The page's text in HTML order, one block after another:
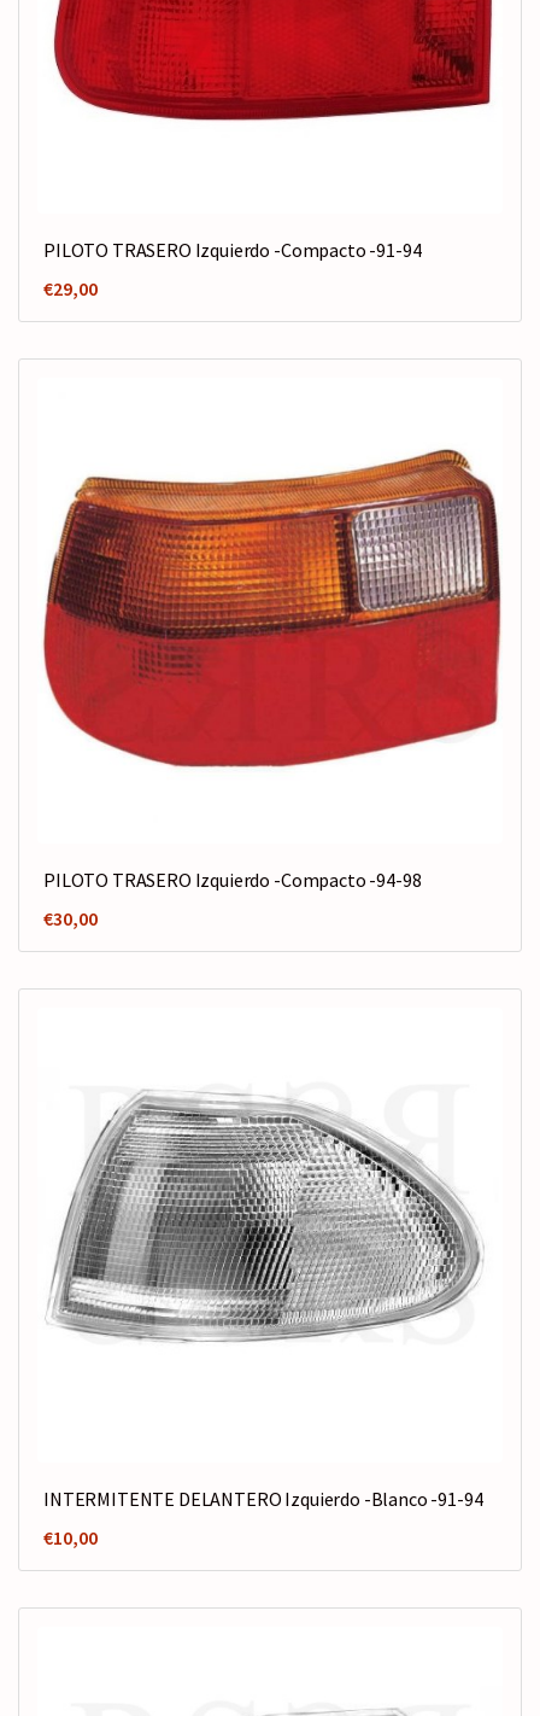
PILOTO TRASERO Izquierdo -Compacto -91-94
€29,00
PILOTO TRASERO Izquierdo -Compacto -94-98
€30,00
INTERMITENTE DELANTERO Izquierdo -Blanco -91-94
€10,00